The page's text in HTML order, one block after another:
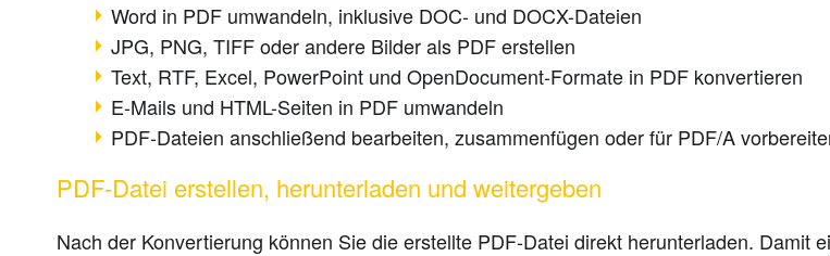
Word in PDF umwandeln, inklusive DOC- und DOCX-Dateien
JPG, PNG, TIFF oder andere Bilder als PDF erstellen
Text, RTF, Excel, PowerPoint und OpenDocument-Formate in PDF konvertieren
E-Mails und HTML-Seiten in PDF umwandeln
PDF-Dateien anschließend bearbeiten, zusammenfügen oder für PDF/A
PDF-Datei erstellen, herunterladen und weitergeben
Nach der Konvertierung können Sie die erstellte PDF-Datei direkt herunterladen. Damit